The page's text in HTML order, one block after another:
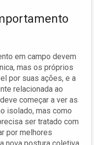
em campo devem
mas os próprios
por suas ações, e a
relacionada ao
começar a ver as
isolado, mas como
ser tratado com
por melhores
nova postura coletiva,